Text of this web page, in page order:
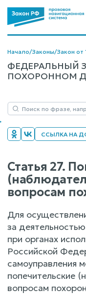
Начало/Законы/Закон от
ФЕДЕРАЛЬНЫЙ
ПОХОРОННОМ
ССЫЛКА НА
Статья 27.
вопросам
Для
за
при органах
Российской
самоуправления
попечительские
вопросам